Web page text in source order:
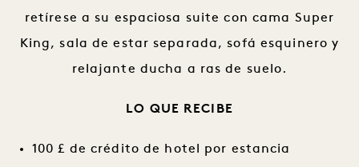
retírese a su espaciosa suite con cama Super
King, sala de estar separada, sofá esquinero y
relajante ducha a ras de suelo.
LO QUE RECIBE
100 £ de crédito de hotel por estancia